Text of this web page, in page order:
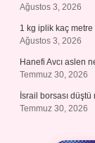
Ağustos 3, 2026
1 kg iplik kaç
Ağustos 3, 2026
Hanefi Avcı aslen
Temmuz 30, 2026
İsrail borsası düştü
Temmuz 30, 2026